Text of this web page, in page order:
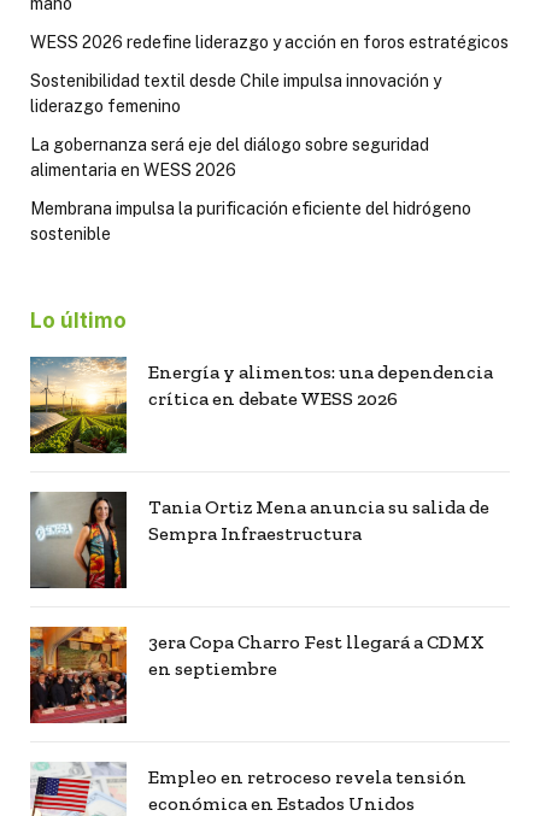
WESS 2026 redefine liderazgo y acción en foros estratégicos
Sostenibilidad textil desde Chile impulsa innovación y
liderazgo femenino
La gobernanza será eje del diálogo sobre seguridad
alimentaria en WESS 2026
Membrana impulsa la purificación eficiente del hidrógeno
sostenible
Lo último
Energía y alimentos: una dependencia
crítica en debate WESS 2026
Tania Ortiz Mena anuncia su salida de
Sempra Infraestructura
3era Copa Charro Fest llegará a CDMX
en septiembre
Empleo en retroceso revela tensión
económica en Estados Unidos